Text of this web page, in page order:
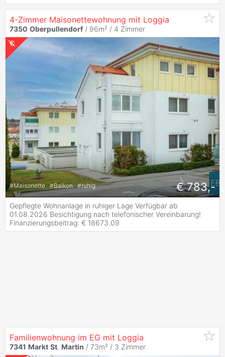
4-Zimmer Maisonettewohnung mit Loggia
7350 Oberpullendorf / 96m² / 4 Zimmer
#Maisonette #Balkon #ruhig € 783,-
Gepflegte Wohnanlage in ruhiger Lage Verfügbar ab
01.08.2026 Besichtigung nach telefonischer Vereinbarung!
Finanzierungsbeitrag: € 18673.09
Familienwohnung im EG mit Loggia
7341 Markt St. Martin / 73m² / 3 Zimmer